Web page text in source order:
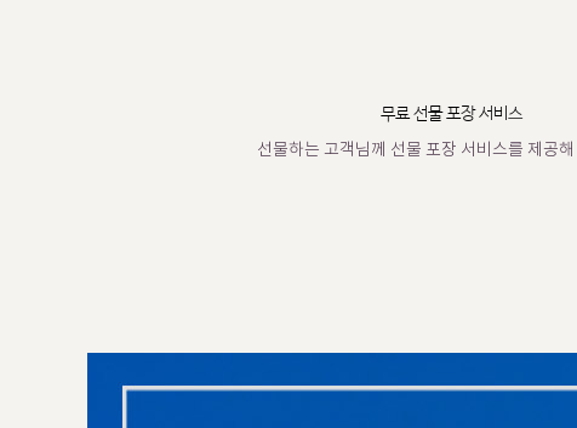
무료 선물 포장 서비스
선물하는 고객님께 선물 포장 서비스를 제공